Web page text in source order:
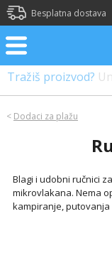
Besplatna dostava
Tražiš proizvod?
< Dodaci za plažu
Blagi i udobni ručnici
mikrovlakana. Nema
kampiranje,
?>